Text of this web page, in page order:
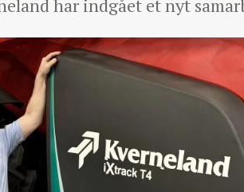
har indgået et nyt